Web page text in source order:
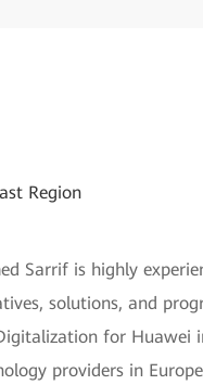
Region
Sarrif is highly
solutions, and
for Huawei
providers in